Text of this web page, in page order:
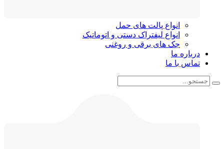
انواع پالت های حمل
انواع لیفتراک دستی و اتوماتیک
جک های برقی و روغنی
درباره ما
تماس با ما